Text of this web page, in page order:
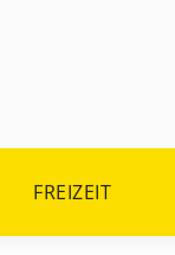
FREIZEIT